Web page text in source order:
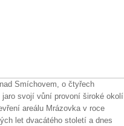
Smíchovem, o čtyřech
svojí vůní provoní široké okolí
areálu Mrázovka v roce
let dvacátého století a dnes